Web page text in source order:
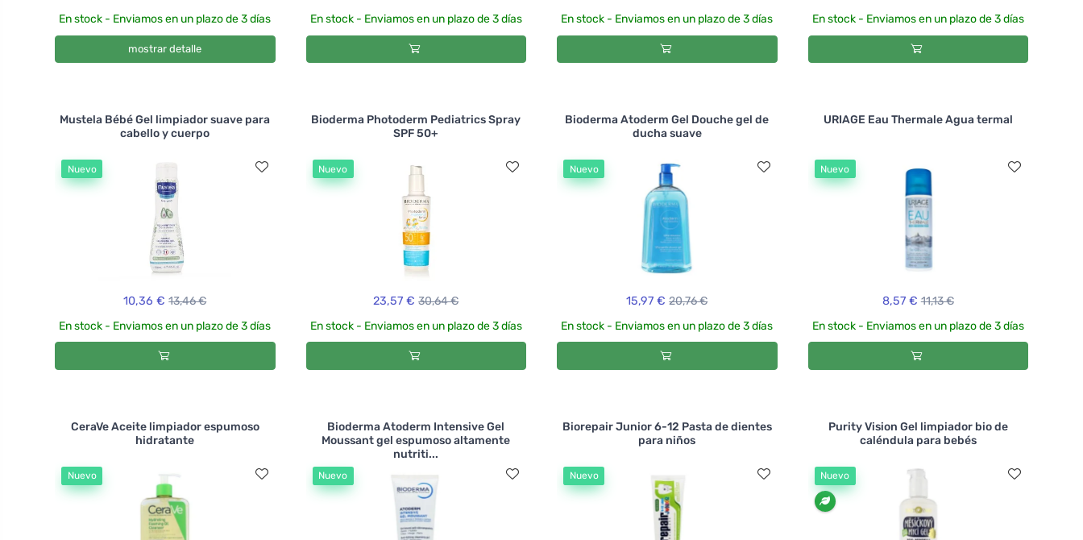
En stock - Enviamos en un plazo de 3 días
mostrar detalle
En stock - Enviamos en un plazo de 3 días
En stock - Enviamos en un plazo de 3 días
En stock - Enviamos en un plazo de 3 días
Mustela Bébé Gel limpiador suave para
cabello y cuerpo
Nuevo
10,36 € 13,46 €
En stock - Enviamos en un plazo de 3 días
Bioderma Photoderm Pediatrics Spray
SPF 50+
Nuevo
23,57 € 30,64 €
En stock - Enviamos en un plazo de 3 días
Bioderma Atoderm Gel Douche gel de
ducha suave
Nuevo
15,97 € 20,76 €
En stock - Enviamos en un plazo de 3 días
URIAGE Eau Thermale Agua termal
Nuevo
8,57 € 11,13 €
En stock - Enviamos en un plazo de 3 días
CeraVe Aceite limpiador espumoso
hidratante
Nuevo
Bioderma Atoderm Intensive Gel
Moussant gel espumoso altamente
nutriti...
Nuevo
Biorepair Junior 6-12 Pasta de dientes
para niños
Nuevo
Purity Vision Gel limpiador bio de
caléndula para bebés
Nuevo